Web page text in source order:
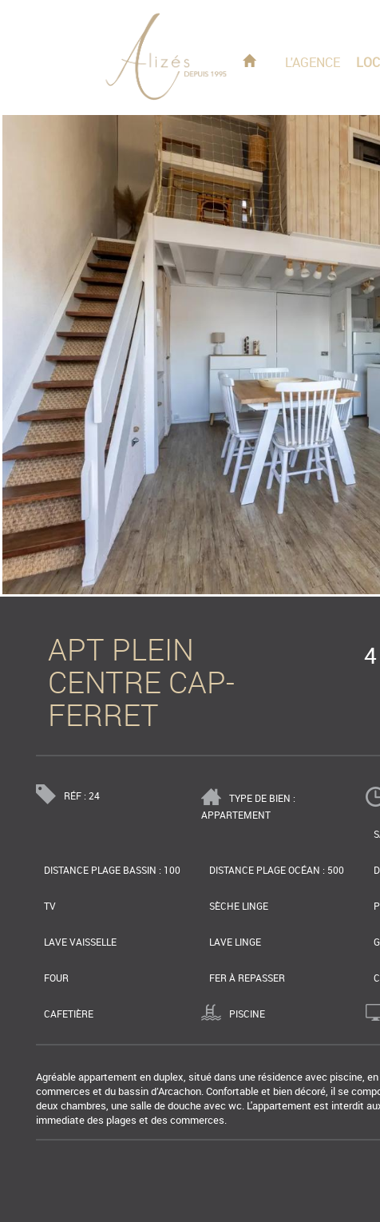
L'AGENCE
APT PLEIN
CENTRE CAP-
FERRET
4
RÉF : 24
TYPE DE BIEN :
APPARTEMENT
DISTANCE PLAGE BASSIN : 100 DISTANCE PLAGE OCÉAN : 500
TV SÈCHE LINGE
LAVE VAISSELLE LAVE LINGE
FOUR FER À REPASSER
CAFETIÈRE PISCINE
Agréable appartement en duplex, situé dans une résidence avec piscine,
commerces et du bassin d’Arcachon. Confortable et bien décoré, il se
deux chambres, une salle de douche avec wc. L'appartement est interdit
immediate des plages et des commerces.